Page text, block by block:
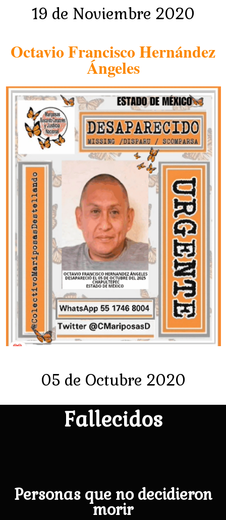
19 de Noviembre 2020
Octavio Francisco Hernández
Ángeles
05 de Octubre 2020
Fallecidos
Personas que no decidieron
morir